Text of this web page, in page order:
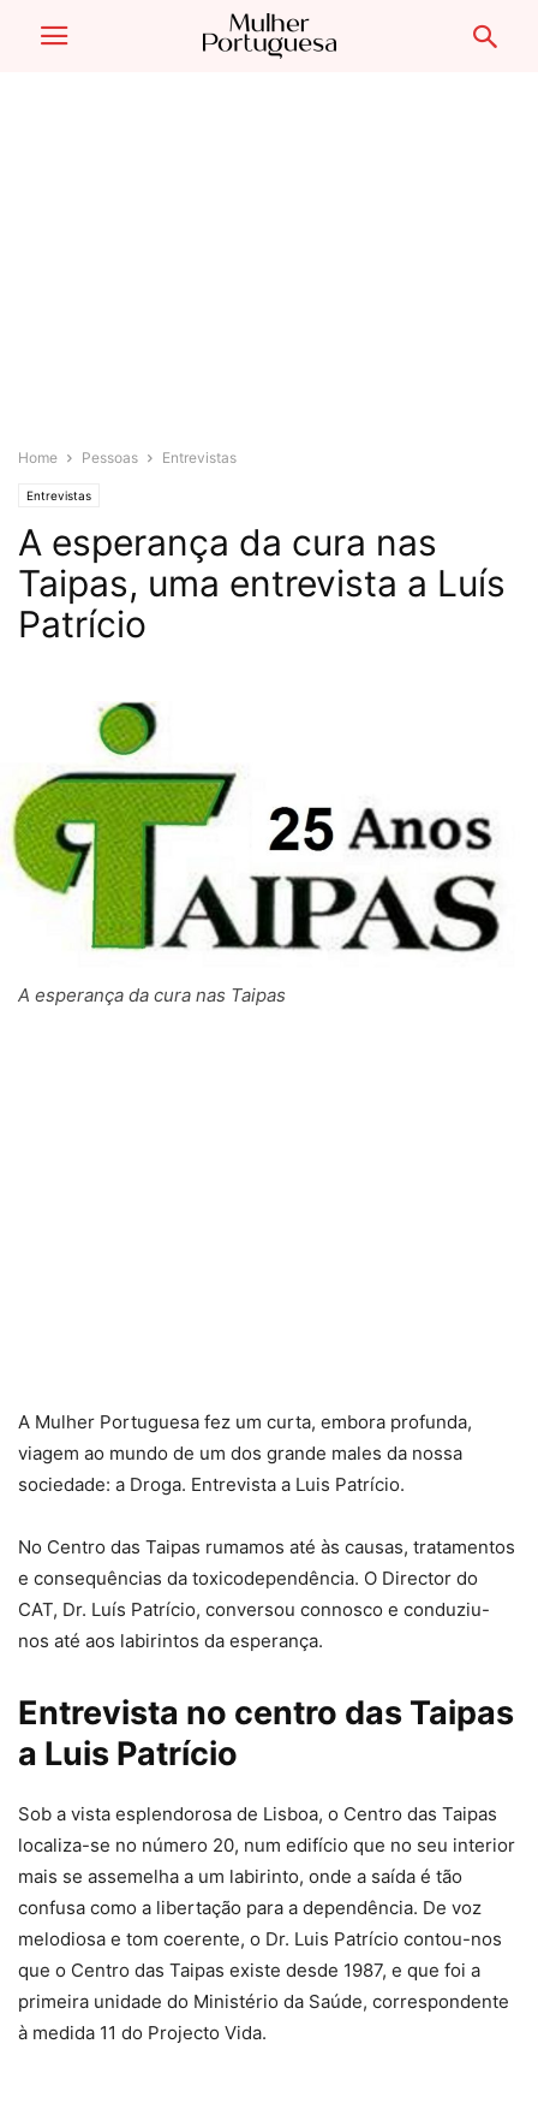
Home Pessoas Entrevistas
Entrevistas
A esperança da cura nas
Taipas, uma entrevista a Luís
Patrício
A esperança da cura nas Taipas
A Mulher Portuguesa fez um curta, embora profunda,
viagem ao mundo de um dos grande males da nossa
sociedade: a Droga. Entrevista a Luis Patrício.
No Centro das Taipas rumamos até às causas, tratamentos
e consequências da toxicodependência. O Director do
CAT, Dr. Luís Patrício, conversou connosco e conduziu-
nos até aos labirintos da esperança.
Entrevista no centro das Taipas
a Luis Patrício
Sob a vista esplendorosa de Lisboa, o Centro das Taipas
localiza-se no número 20, num edifício que no seu interior
mais se assemelha a um labirinto, onde a saída é tão
confusa como a libertação para a dependência. De voz
melodiosa e tom coerente, o Dr. Luis Patrício contou-nos
que o Centro das Taipas existe desde 1987, e que foi a
primeira unidade do Ministério da Saúde, correspondente
à medida 11 do Projecto Vida.